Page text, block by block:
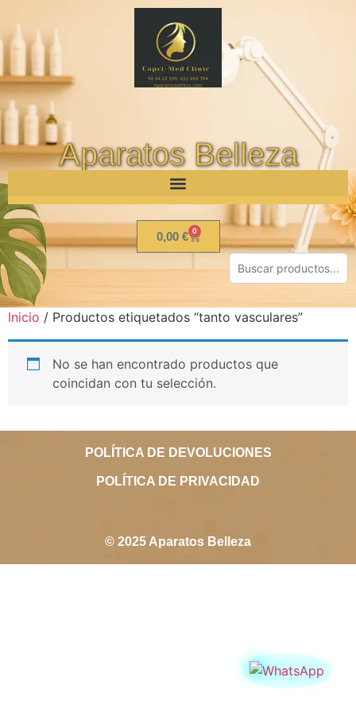
Aparatos Belleza
0,00 € 0
Inicio / Productos etiquetados “tanto vasculares”
No se han encontrado productos que
coincidan con tu selección.
POLÍTICA DE DEVOLUCIONES
POLÍTICA DE PRIVACIDAD
© 2025 Aparatos Belleza